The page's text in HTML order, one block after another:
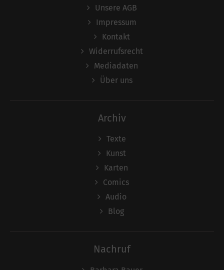
Unsere AGB
Impressum
Kontakt
Widerrufsrecht
Mediadaten
Über uns
Archiv
Texte
Kunst
Karten
Comics
Audio
Blog
Nachruf